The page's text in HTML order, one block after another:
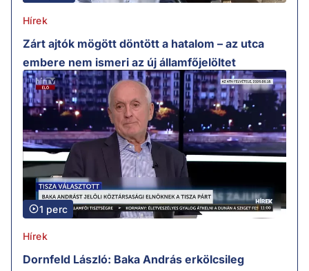
Hírek
Zárt ajtók mögött döntött a hatalom – az utca
embere nem ismeri az új államfőjelöltet
1 perc
Hírek
Dornfeld László: Baka András erkölcsileg